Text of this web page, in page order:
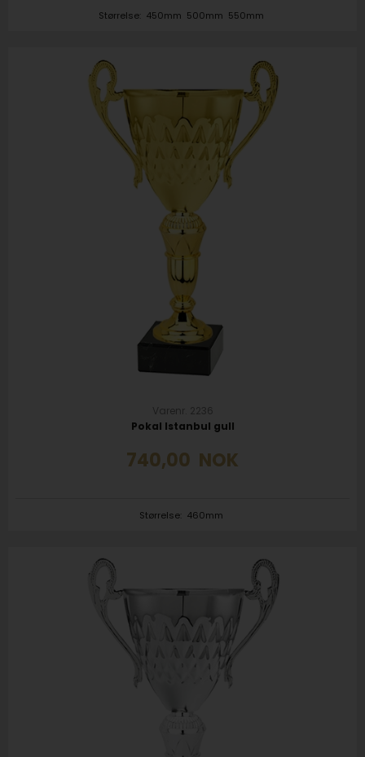
Størrelse: 450mm 500mm 550mm
Varenr. 2236
Pokal Istanbul gull
740,00 NOK
Størrelse: 460mm